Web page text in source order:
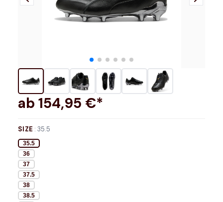
ab 154,95 €*
SIZE :35.5
35.5
36
37
37.5
38
38.5